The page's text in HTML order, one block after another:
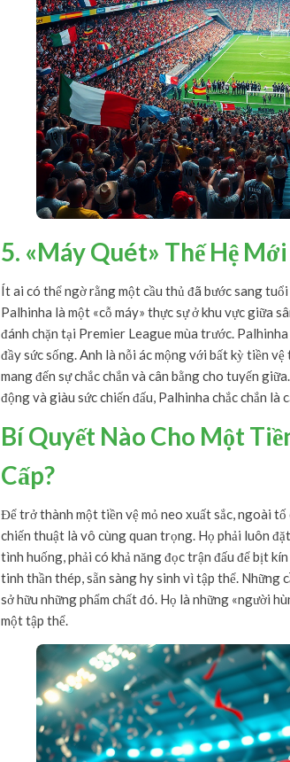
5. «Máy Quét» Thế Hệ
Ít ai có thể ngờ rằng một cầu thủ đã bước sang
Palhinha là một «cỗ máy» thực sự ở khu vực giữa
đánh chặn tại Premier League mùa trước.
đầy sức sống. Anh là nỗi ác mộng với bất kỳ tiền
mang đến sự chắc chắn và cân bằng cho tuyến
động và giàu sức chiến đấu, Palhinha chắc chắn là
Bí Quyết Nào Cho Một
Cấp?
Để trở thành một tiền vệ mỏ neo xuất sắc, ngoài
chiến thuật là vô cùng quan trọng. Họ phải luôn
tình huống, phải có khả năng đọc trận đấu để bịt
tinh thần thép, sẵn sàng hy sinh vì tập thể. Những
sở hữu những phẩm chất đó. Họ là những «người
một tập thể.